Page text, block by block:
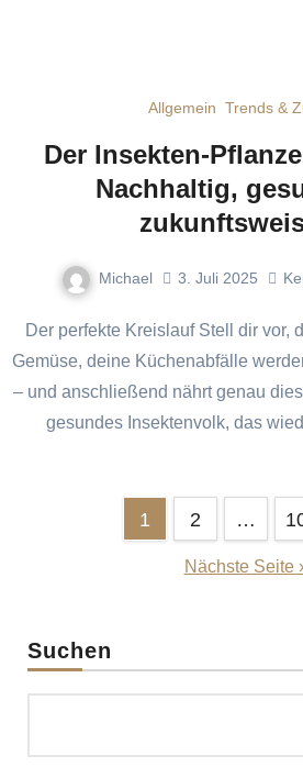
Allgemein Trends &
Der Insekten-
Nachhaltig,
Michael 3. Juli 2025
Der perfekte Kreislauf Stell dir vor, dein Garten produziert
Gemüse, deine Küchenabfälle
– und anschließend nährt genau
gesundes Insektenvolk, das
1 2 …
Nächste Seite
Suchen